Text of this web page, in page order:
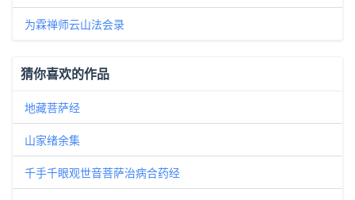
为霖禅师云山法会录
猜你喜欢的作品
地藏菩萨经
山家绪余集
千手千眼观世音菩萨治病合药经